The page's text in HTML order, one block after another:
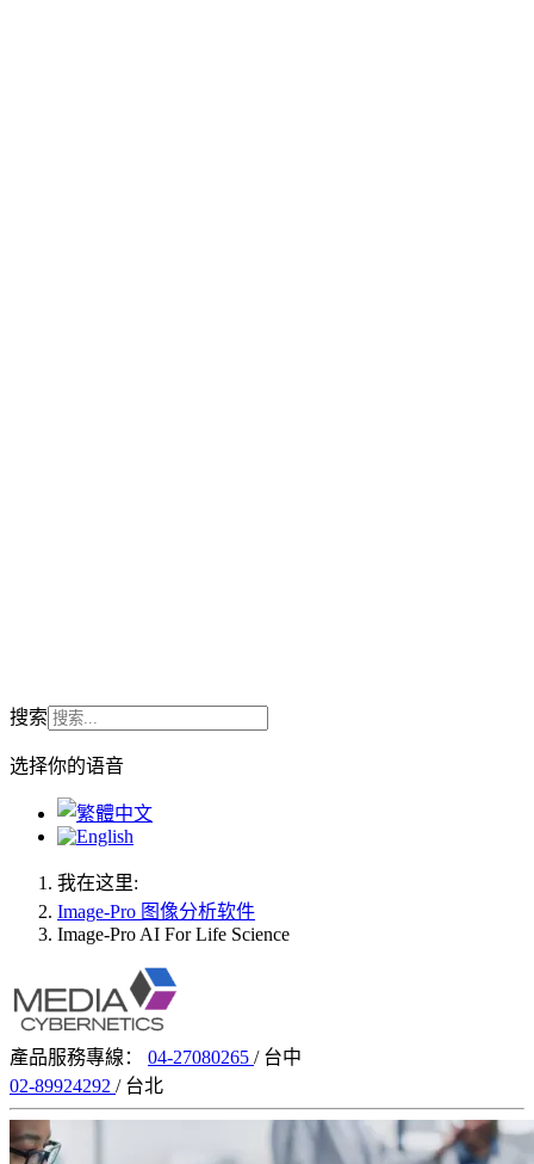
搜索
选择你的语音
我在这里:
Image-Pro 图像分析软件
Image-Pro AI For Life Science
產品服務專線： 04-27080265 / 台中
02-89924292 / 台北